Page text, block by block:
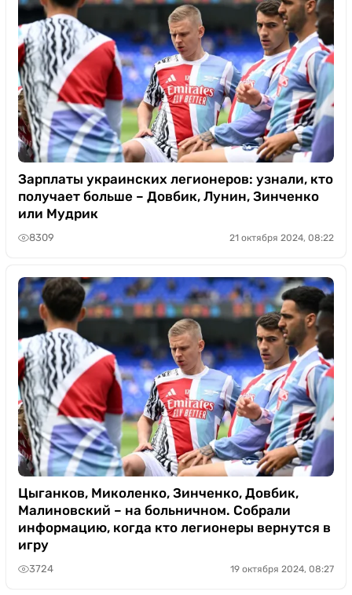
Зарплаты украинских легионеров: узнали, кто
получает больше – Довбик, Лунин, Зинченко
или Мудрик
8309 21 октября 2024, 08:22
Цыганков, Миколенко, Зинченко, Довбик,
Малиновский – на больничном. Собрали
информацию, когда кто легионеры вернутся в
игру
3724 19 октября 2024, 08:27